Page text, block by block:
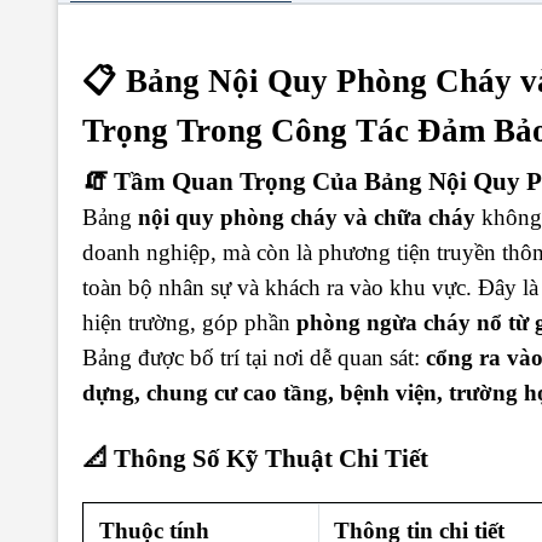
📋 Bảng Nội Quy Phòng Cháy
Trọng Trong Công Tác Đảm
🧯 Tầm Quan Trọng Của Bảng Nội Quy
Bảng nội quy phòng cháy và chữa cháy
doanh nghiệp, mà còn là phương tiện truyền
toàn bộ nhân sự và khách ra vào khu vực. Đây
hiện trường, góp phần phòng ngừa cháy nổ từ
Bảng được bố trí tại nơi dễ quan sát: cổng ra
dựng, chung cư cao tầng, bệnh viện, trường
📐 Thông Số Kỹ Thuật Chi Tiết
Thuộc tính Thông tin chi tiết